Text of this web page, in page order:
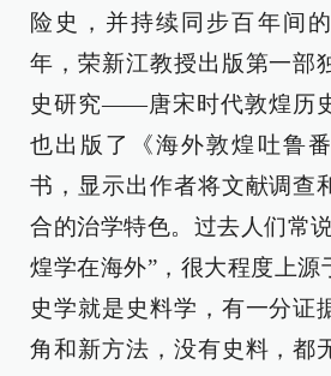
险史，并持续同步百年间
年，荣新江教授出版第一部
史研究——唐宋时代敦煌历
也出版了《海外敦煌吐鲁
书，显示出作者将文献调查
合的治学特色。过去人们常
煌学在海外”，很大程度上源
史学就是史料学，有一分证
角和新方法，没有史料，都